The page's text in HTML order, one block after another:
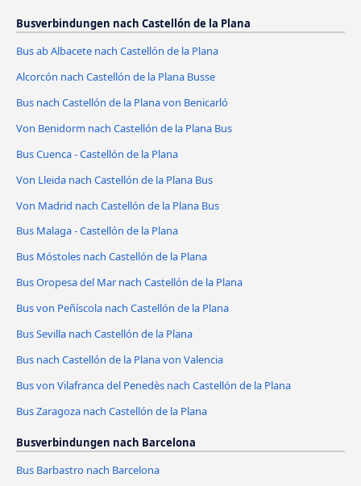
Busverbindungen nach Castellón de la Plana
Bus ab Albacete nach Castellón de la Plana
Alcorcón nach Castellón de la Plana Busse
Bus nach Castellón de la Plana von Benicarló
Von Benidorm nach Castellón de la Plana Bus
Bus Cuenca - Castellón de la Plana
Von Lleida nach Castellón de la Plana Bus
Von Madrid nach Castellón de la Plana Bus
Bus Malaga - Castellón de la Plana
Bus Móstoles nach Castellón de la Plana
Bus Oropesa del Mar nach Castellón de la Plana
Bus von Peñíscola nach Castellón de la Plana
Bus Sevilla nach Castellón de la Plana
Bus nach Castellón de la Plana von Valencia
Bus von Vilafranca del Penedès nach Castellón de la Plana
Bus Zaragoza nach Castellón de la Plana
Busverbindungen nach Barcelona
Bus Barbastro nach Barcelona